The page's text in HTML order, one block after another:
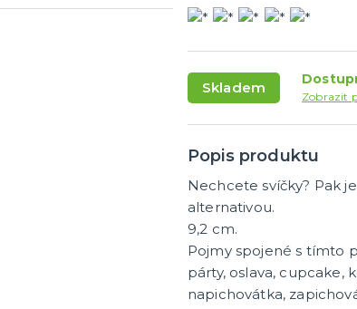
Skladem
Zobrazit
Popis produktu
Nechcete svíčky? Pak
alternativou.
9,2 cm.
Pojmy spojené s tímto
párty, oslava, cupcake,
napichovátka,